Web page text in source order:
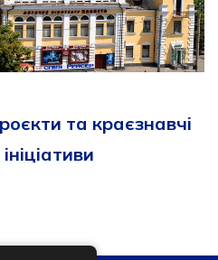
та краєзнавчі
ініціативи